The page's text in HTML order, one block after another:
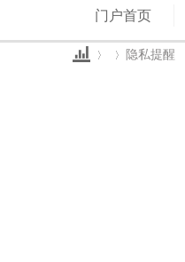
门户首页
隐私提醒